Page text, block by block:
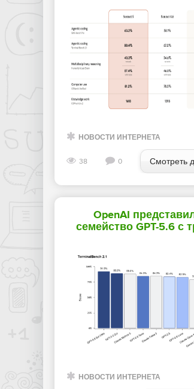
уровня Opus 4.8 -
мира Интернет»
НОВОСТИ ИНТЕРНЕТА
38 0 Смотреть
OpenAI
семейство GPT-5.6 с
«Новости мира
НОВОСТИ ИНТЕРНЕТА